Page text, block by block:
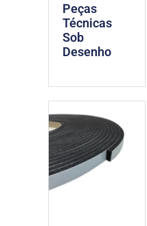
Peças
Técnicas
Sob
Desenho